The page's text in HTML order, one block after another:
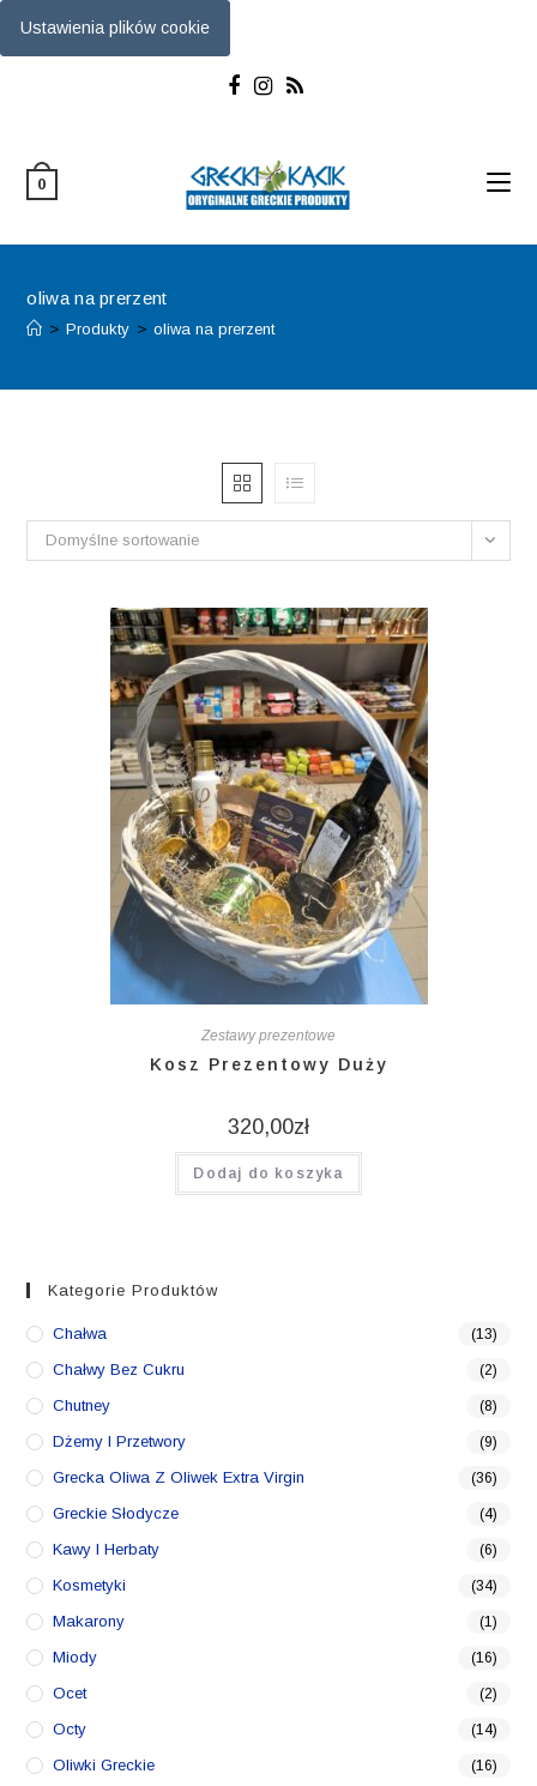
Ustawienia plików cookie
0
oliwa na prerzent
> Produkty > oliwa na prerzent
Domyślne sortowanie
Zestawy prezentowe
Kosz Prezentowy Duży
320,00zł
Dodaj do koszyka
Kategorie Produktów
Chałwa (13)
Chałwy Bez Cukru (2)
Chutney (8)
Dżemy I Przetwory (9)
Grecka Oliwa Z Oliwek Extra Virgin (36)
Greckie Słodycze (4)
Kawy I Herbaty (6)
Kosmetyki (34)
Makarony (1)
Miody (16)
Ocet (2)
Octy (14)
Oliwki Greckie (16)